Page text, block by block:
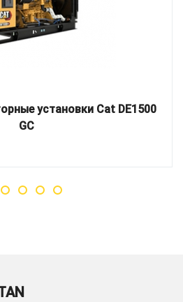
установки Cat DE1500
GC